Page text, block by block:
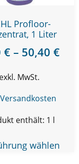
Profloor-
1 Liter
€ – 50,40 €
exkl. MwSt.
Versandkosten
enthält: 1 l
wählen